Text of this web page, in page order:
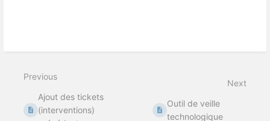
Previous
Ajout des tickets
(interventions)
Next
Outil de veille
technologique